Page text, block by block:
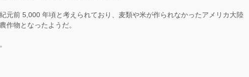
元前 5,000 年頃と考えられており、麦類や米が作られなかったアメリカ大陸
作物となったようだ。